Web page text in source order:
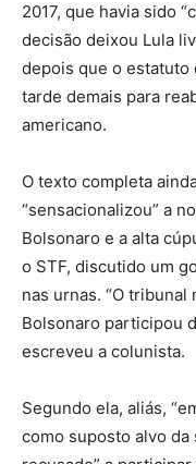
2017, que havia sido
decisão deixou Lula
depois que o estatuto
tarde demais para
americano.
O texto completa
“sensacionalizou” a
Bolsonaro e a alta
o STF, discutido um
nas urnas. “O
Bolsonaro participou
escreveu a colunista.
Segundo ela, aliás,
como suposto alvo